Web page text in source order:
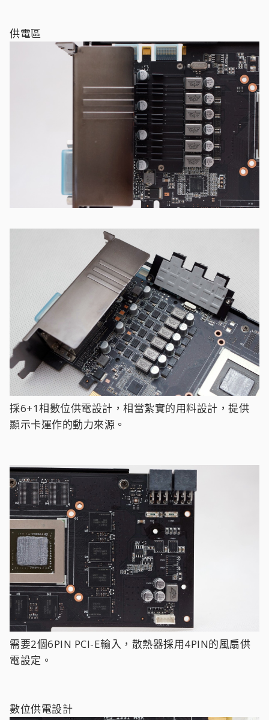
供電區
採6+1相數位供電設計，相當紮實的用料設計，提供
顯示卡運作的動力來源。
需要2個6PIN PCI-E輸入，散熱器採用4PIN的風扇供
電設定。
數位供電設計